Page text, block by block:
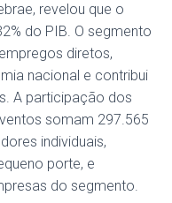
revelou que o
do PIB. O segmento
diretos,
nacional e contribui
A participação dos
somam 297.565
individuais,
porte, e
do segmento.